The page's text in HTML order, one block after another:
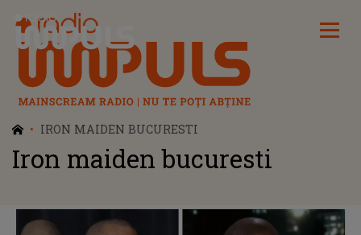
Radio Impuls
IRON MAIDEN BUCURESTI
Iron maiden bucuresti